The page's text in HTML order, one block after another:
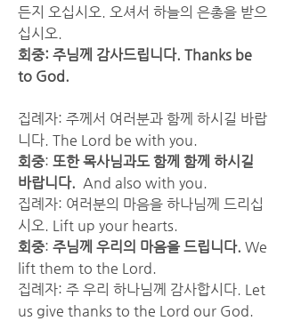
든지 오십시오. 오셔서 하늘의 은총을 받으
십시오.
회중: 주님께 감사드립니다. Thanks be
to God.
집례자: 주께서 여러분과 함께 하시길 바랍
니다. The Lord be with you.
회중: 또한 목사님과도 함께 함께 하시길
바랍니다. And also with you.
집례자: 여러분의 마음을 하나님께 드리십
시오. Lift up your hearts.
회중: 주님께 우리의 마음을 드립니다. We
lift them to the Lord.
집례자: 주 우리 하나님께 감사합시다. Let
us give thanks to the Lord our God.